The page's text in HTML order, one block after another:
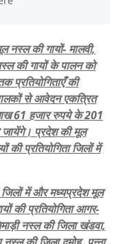
नस्ल की गायों- मालवी,
की गायों के पालन को
प्रतियोगिताएँ की
से आवेदन एकत्रित
61 हजार रुपये के 201
जायेंगे। प्रदेश की मूल
की प्रतियोगिता जिलों में
जिलों में और मध्यप्रदेश मूल
की प्रतियोगिता आगर-
नस्ल की जिला खंडवा,